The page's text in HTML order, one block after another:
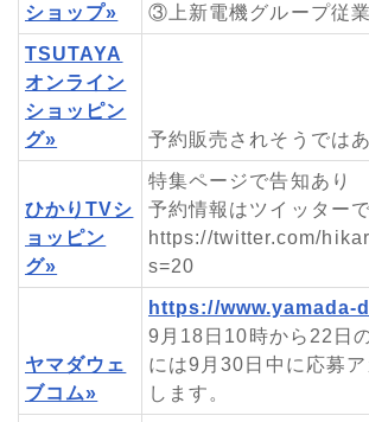
ショップ»
③上新電機グループ従
TSUTAYA
オンライン
ショッピン
グ»
予約販売されそうでは
ひかりTVシ
ョッピン
グ»
特集ページで告知あり
予約情報はツイッター
https://twitter.com/
s=20
ヤマダウェ
ブコム»
https://
9月18日10時から22日
には9月30日中に応募
します。